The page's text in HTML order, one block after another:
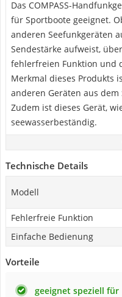
Das COMPASS-
für Sportboote geeignet.
anderen Seefunkgeräten
Sendestärke aufweist,
fehlerfreien Funktion und
Merkmal dieses Produkts
anderen Geräten aus
Zudem ist dieses Gerät,
seewasserbeständig.
Technische Details
Modell
Fehlerfreie Funktion
Einfache Bedienung
Vorteile
geeignet speziell für